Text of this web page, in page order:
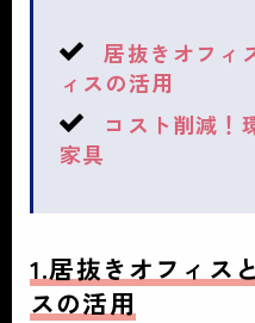
居抜きオフィ
ィスの活用
コスト削減！
家具
1.居抜きオフィス
スの活用